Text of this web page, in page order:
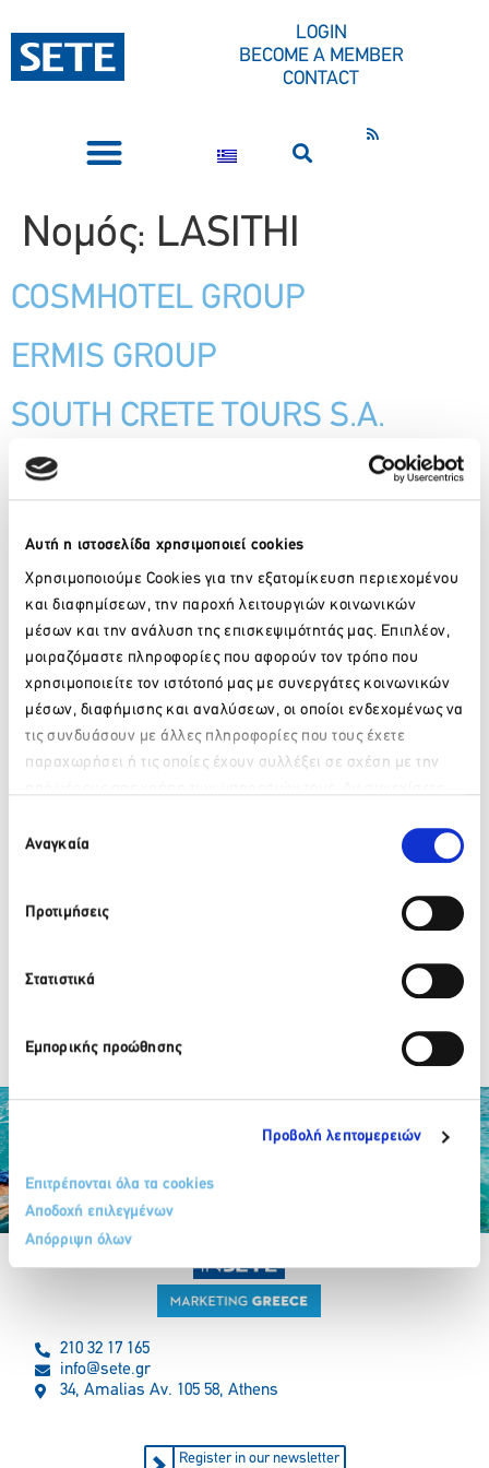
Αυτή η ιστοσελίδα χρησιμοποιεί cookies
Χρησιμοποιούμε Cookies για την εξατομίκευση περιεχομένου
και διαφημίσεων, την παροχή λειτουργιών κοινωνικών
μέσων και την ανάλυση της επισκεψιμότητάς μας. Επιπλέον,
μοιραζόμαστε πληροφορίες που αφορούν τον τρόπο που
χρησιμοποιείτε τον ιστότοπό μας με συνεργάτες κοινωνικών
μέσων, διαφήμισης και αναλύσεων, οι οποίοι ενδεχομένως να
τις συνδυάσουν με άλλες πληροφορίες που τους έχετε
παραχωρήσει ή τις οποίες έχουν συλλέξει σε σχέση με την
των Cookies μας.
συγκατάθεσης
Αναγκαία
Προτιμήσεις
Στατιστικά
Εμπορικής προώθησης
Προβολή λεπτομερειών
Επιτρέπονται όλα τα cookies
Αποδοχή επιλεγμένων
Απόρριψη όλων
LOGIN
BECOME A MEMBER
CONTACT
Νομός: LASITHI
COSMHOTEL GROUP
ERMIS GROUP
SOUTH CRETE TOURS S.A.
PHĀEA RESORTS SA
ΕLΟUΝDΑ LUXURY HOTELS &
RESORTS
T.E.I.M BLUE.GR S.A.
CAYO EXCLUSIVE RESORT AND
SPA
GHITONIA VILLAGE
DAIOS COVE LUXURY RESORT &
MELI PALACE
NEXT →
210 32 17 165
info@sete.gr
34, Amalias Av. 105 58, Athens
Register in our newsletter